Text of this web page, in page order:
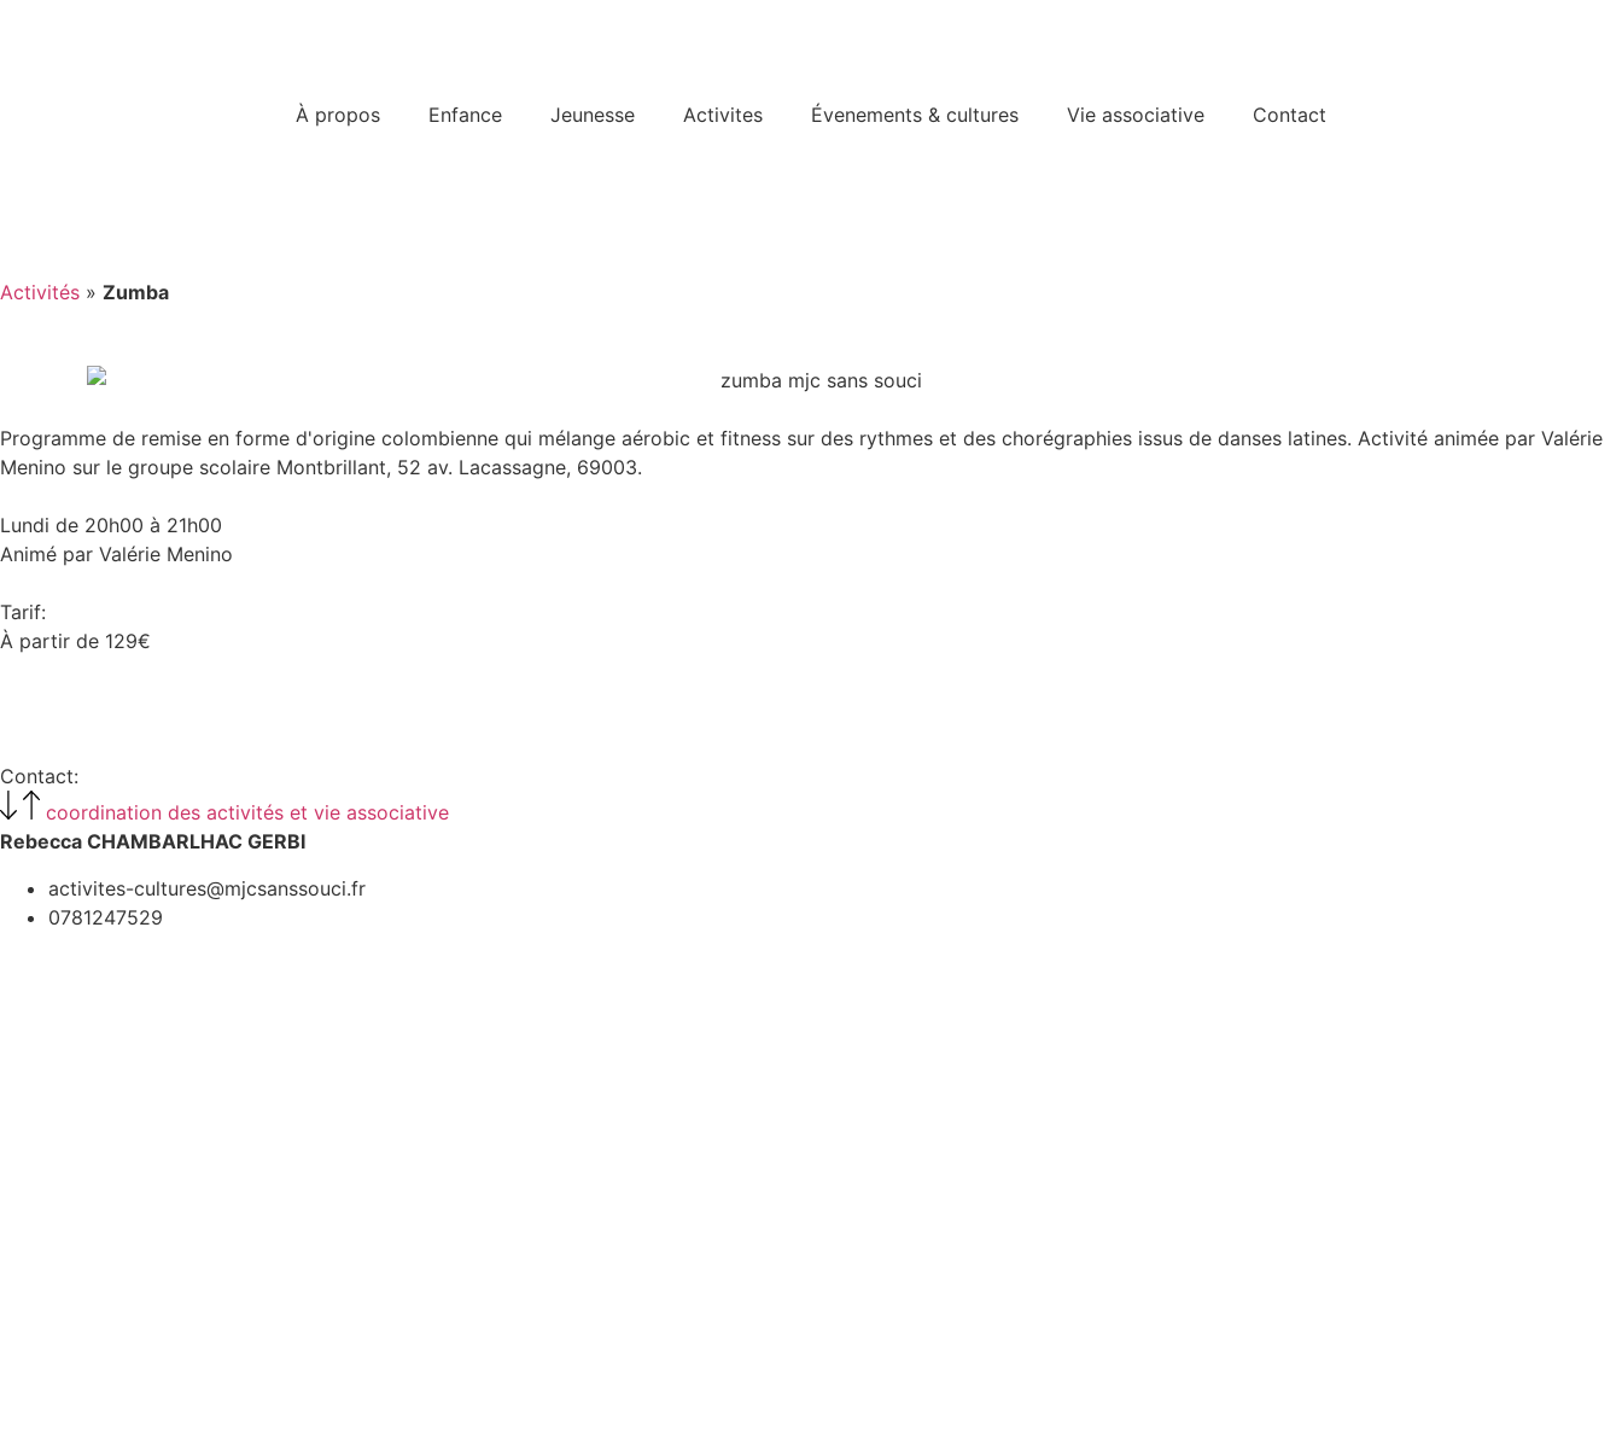
À propos Enfance Jeunesse Activites Évenements & cultures Vie associative Contact
Activités » Zumba
Programme de remise en forme d'origine colombienne qui mélange aérobic et fitness sur des rythmes et des chorégraphies issus de danses latines. Activité animée par Valérie
Menino sur le groupe scolaire Montbrillant, 52 av. Lacassagne, 69003.
Lundi de 20h00 à 21h00
Animé par Valérie Menino
Tarif:
À partir de 129€
Contact:
coordination des activités et vie associative
Rebecca CHAMBARLHAC GERBI
activites-cultures@mjcsanssouci.fr
0781247529